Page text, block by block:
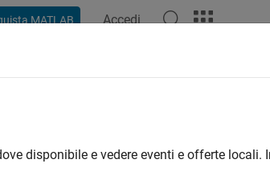
MATLAB Accedi
disponibile e vedere eventi e offerte locali.